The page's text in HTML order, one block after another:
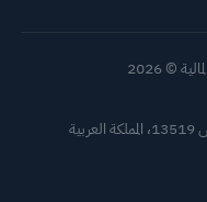
© 2026
مركز الملك عبد الله المالي، الدور 5 برج 3.05، الرياض 13519، المملكة العربية